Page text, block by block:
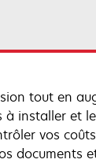
tout en
installer et
vos
documents